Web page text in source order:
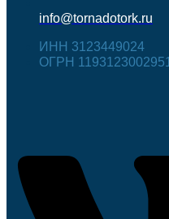
info@tornadotork.ru
ИНН 3123449024
ОГРН 1193123002951